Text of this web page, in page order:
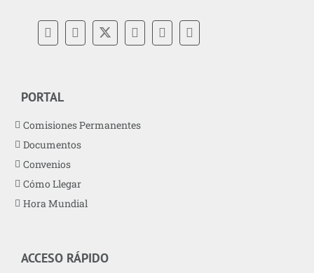
PORTAL
Comisiones Permanentes
Documentos
Convenios
Cómo Llegar
Hora Mundial
ACCESO RÁPIDO